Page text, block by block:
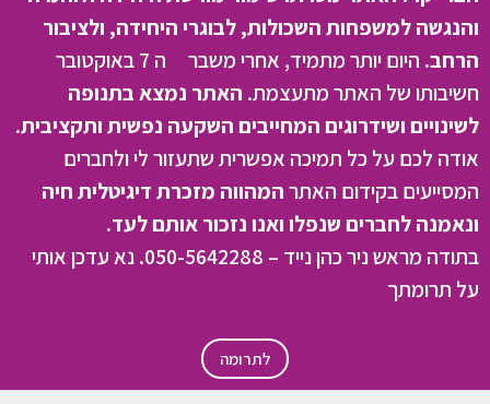
והנגשה למשפחות השכולות, לבוגרי היחידה, ולציבור
הרחב.
היום יותר מתמיד, אחרי משבר ה 7 באוקטובר
חשיבותו של האתר מתעצמת. האתר נמצא בתנופה
לשינויים ושידרוגים המחייבים השקעה נפשית ותקציבית.
אודה לכם על כל תמיכה אפשרית שתעזור לי ולחברים
המסייעים בקידום האתרהמהווה מזכרת דיגיטלית חיה
ונאמנה לחברים שנפלו ואנו נזכור אותם לעד.
בתודה מראש ניר כהן נייד – 050-5642288. נא עדכן אותי
על תרומתך
לתרומה